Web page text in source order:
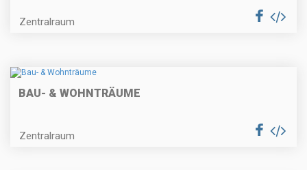
Zentralraum
BAU- & WOHNTRÄUME
Zentralraum